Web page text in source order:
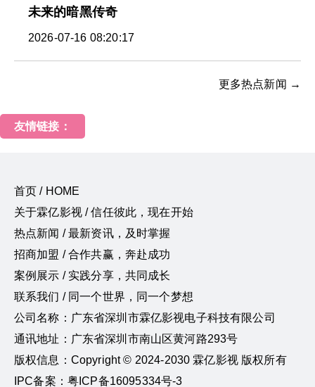
未来的暗黑传奇
2026-07-16 08:20:17
更多热点新闻 →
友情链接：
首页 / HOME
关于霖亿影视 / 信任彼此，现在开始
热点新闻 / 最新资讯，及时掌握
招商加盟 / 合作共赢，奔赴成功
案例展示 / 实践分享，共同成长
联系我们 / 同一个世界，同一个梦想
公司名称：广东省深圳市霖亿影视电子科技有限公司
通讯地址：广东省深圳市南山区黄河路293号
版权信息：Copyright © 2024-2030 霖亿影视 版权所有
IPC备案：粤ICP备16095334号-3